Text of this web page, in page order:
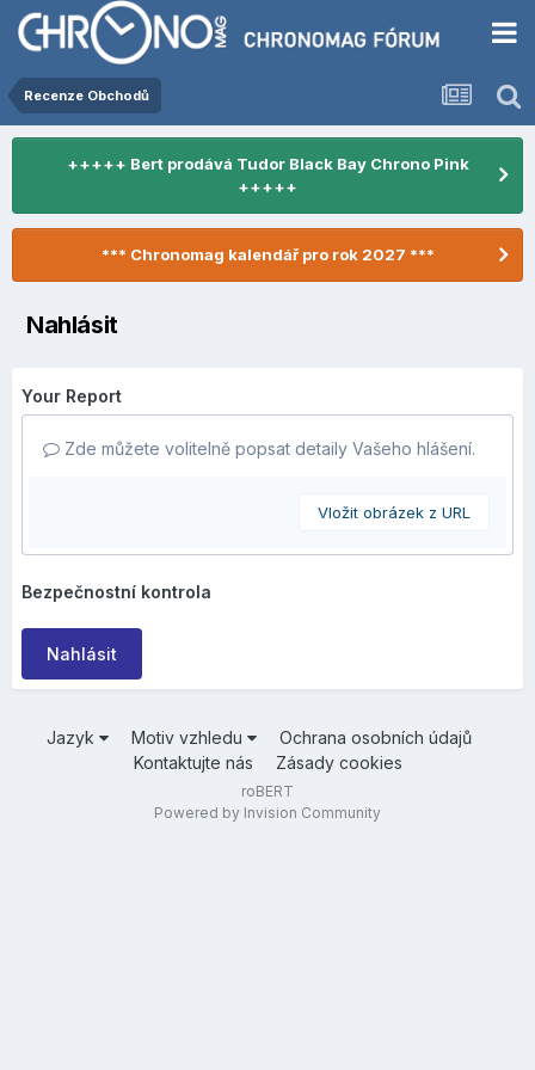
Recenze Obchodů
+++++ Bert prodává Tudor Black Bay Chrono Pink
+++++
*** Chronomag kalendář pro rok 2027 ***
Nahlásit
Your Report
Zde můžete volitelně popsat detaily Vašeho hlášení.
Vložit obrázek z URL
Bezpečnostní kontrola
Nahlásit
Jazyk Motiv vzhledu
Ochrana osobních údajů
Kontaktujte nás
Zásady cookies
roBERT
Powered by Invision Community